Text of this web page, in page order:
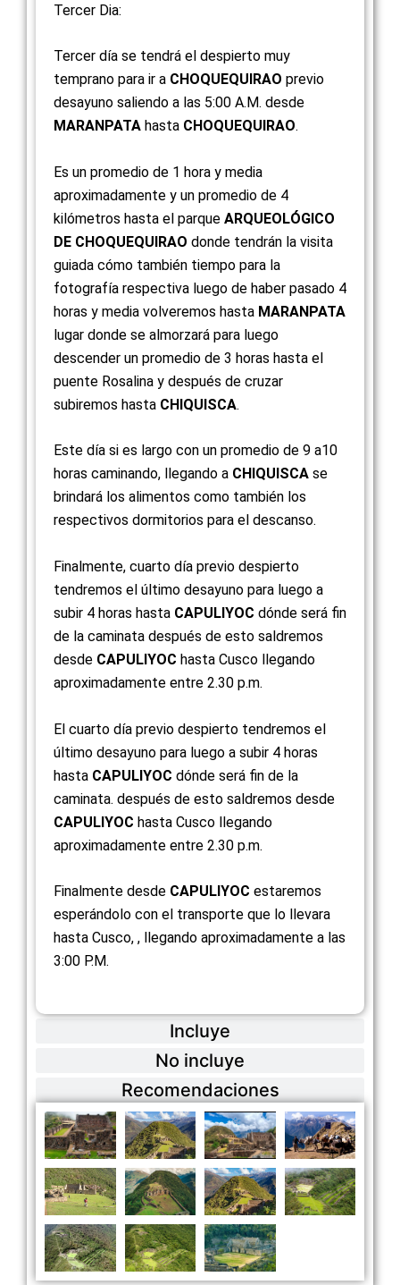
Incluye
No incluye
Recomendaciones
Tercer Dia:​
Tercer día se tendrá el despierto muy
temprano para ir a CHOQUEQUIRAO previo
desayuno saliendo a las 5:00 A.M. desde
MARANPATA hasta CHOQUEQUIRAO.
Es un promedio de 1 hora y media
aproximadamente y un promedio de 4
kilómetros hasta el parque ARQUEOLÓGICO
DE CHOQUEQUIRAO donde tendrán la visita
guiada cómo también tiempo para la
fotografía respectiva luego de haber pasado 4
horas y media volveremos hasta MARANPATA
lugar donde se almorzará para luego
descender un promedio de 3 horas hasta el
puente Rosalina y después de cruzar
subiremos hasta CHIQUISCA.
Este día si es largo con un promedio de 9 a10
horas caminando, llegando a CHIQUISCA se
brindará los alimentos como también los
respectivos dormitorios para el descanso.
Finalmente, cuarto día previo despierto
tendremos el último desayuno para luego a
subir 4 horas hasta CAPULIYOC dónde será fin
de la caminata después de esto saldremos
desde CAPULIYOC hasta Cusco llegando
aproximadamente entre 2.30 p.m.
El cuarto día previo despierto tendremos el
último desayuno para luego a subir 4 horas
hasta CAPULIYOC dónde será fin de la
caminata. después de esto saldremos desde
CAPULIYOC hasta Cusco llegando
aproximadamente entre 2.30 p.m.
Finalmente desde CAPULIYOC estaremos
esperándolo con el transporte que lo llevara
hasta Cusco, , llegando aproximadamente a las
3:00 P.M.